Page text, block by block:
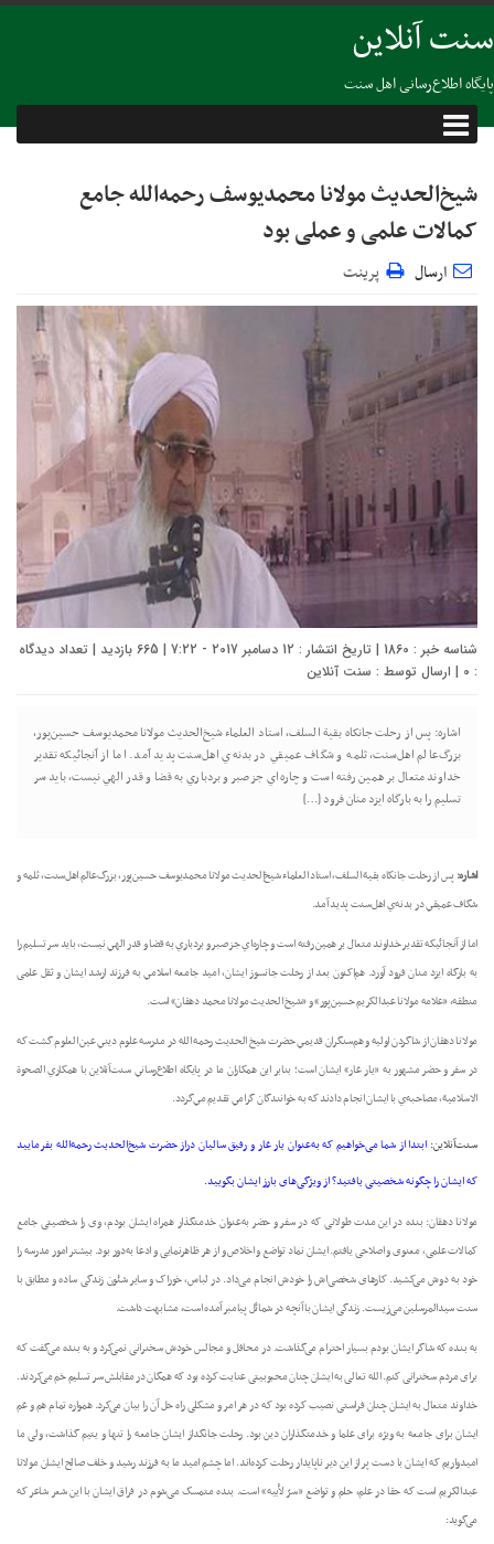
سنت آنلاین
پایگاه اطلاع‌رسانی اهل سنت
شیخ‌‌الحدیث مولانا محمدیوسف رحمه‌الله جامع
کمالات علمی و عملی بود
ارسال پرینت
شناسه خبر : 1860 | تاریخ انتشار : 12 دسامبر 2017 - 7:22 | 665 بازدید | تعداد دیدگاه
:
0 | ارسال توسط : سنت آنلاین
اشاره: پس از رحلت جانکاه بقية السلف، استاد العلماء شيخ‌الحديث مولانا محمديوسف حسين‌پور،
بزرگ‌عالم اهل‌سنت، ثلمه‌ و شگاف عميقي در بدنه‌ي اهل‌سنت پديد آمد. اما از آنجائيکه تقدير
خداوند متعال بر همين رفته است و چاره‌اي جز صبر و بردباري به قضا و قدر الهي نيست، بايد سر
تسليم را به بارگاه ايزد منان فرود […]
اشاره: پس از رحلت جانکاه بقية السلف، استاد العلماء شيخ‌الحديث مولانا محمديوسف حسين‌پور، بزرگ‌عالم اهل‌سنت، ثلمه‌ و
شگاف عميقي در بدنه‌ي اهل‌سنت پديد آمد.
اما از آنجائيکه تقدير خداوند متعال بر همين رفته است و چاره‌اي جز صبر و بردباري به قضا و قدر الهي نيست، بايد سر تسليم را
به بارگاه ايزد منان فرود آورد. هم‌اکنون بعد از رحلت جانسوز ايشان، اميد جامعه اسلامي به فرزند ارشد ايشان و ثقل علمی
منطقه، «علامه مولانا عبدالکريم حسين‌پور» و «شيخ الحديث مولانا محمد دهقان» است.
مولانا دهقان از شاگردن اوليه و هم‌سنگران قديمي حضرت شيخ الحديث رحمه الله در مدرسه علوم ديني عين العلوم گشت که
در سفر و حضر مشهور به «يار غار» ايشان است؛ بنابر اين همکاران ما در پايگاه‌ اطلاع‌رساني سنت‌آنلاين با همکاري الصحوة
الاسلامية، مصاحبه‌ي با ايشان انجام دادند که به خوانندگان گرامي تقديم مي‌گردد.
سنت‌آنلاین:‌ ابتدا از شما می‌خواهیم که به‌عنوان یار غار و رفیق سالیان دراز حضرت شیخ‌الحدیث رحمه‌الله بفرمایید
که ایشان را چگونه شخصیتی یافتید؟ از ویژگی‌های بارز ایشان بگویید.
مولانا دهقان: بنده در این مدت طولانی که در سفر و حضر به‌عنوان خدمتگذار همراه ایشان بودم، وی را شخصیتی جامع
کمالات علمی، معنوی و اصلاحی یافتم. ایشان نماد تواضع و اخلاص و از هر ظاهرنمایی و ادعا به‌دور بود. بیشتر امور مدرسه را
خود به دوش می‌کشید. کارهای شخصی‌اش را خودش انجام می‌داد. در لباس، خوراک و سایر شئون زندگی ساده و مطابق با
سنت سیدالمرسلین می‌زیست. زندگی ایشان با آنچه در شمائل پیامبر آمده است، مشابهت داشت.
به بنده که شاگر ایشان بودم بسیار احترام می‌گذاشت. در محافل و مجالس خودش سخنرانی نمی‌کرد و به بنده می‌گفت که
برای مردم سخنرانی کنم. الله تعالی به ایشان چنان محبوبیتی عنایت کرده بود که همگان در مقابلش سر تسلیم خم می‌کردند.
خداوند متعال به ایشان چنان فراستی نصیب کرده بود که در هر امر و مشکلی راه حل آن ‌را بیان می‌کرد. همواره تمام هم و غم
ایشان برای جامعه به ویژه برای علما و خدمتگذاران دین بود. رحلت جانگداز ایشان جامعه را تنها و یتیم گذاشت، ولی ما
امیدواریم که ایشان با دست پر از این دیر ناپایدار رحلت کرده‌اند. اما چشم امید ما به فرزند رشید و خلف صالح ایشان مولانا
عبدالکریم است که حقا در علم، حلم و تواضع «سرّ لأبیه» است. بنده متمسک می‌شوم در فراق ایشان با این شعر شاعر که
می‌گوید: